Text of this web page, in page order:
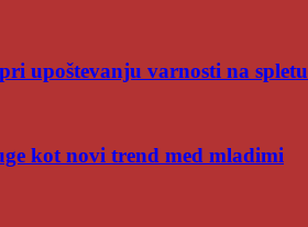
upoštevanju varnosti na spletu
kot novi trend med mladimi